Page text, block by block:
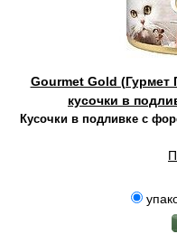
Gourmet Gold
кусочки в
Кусочки в подливке с